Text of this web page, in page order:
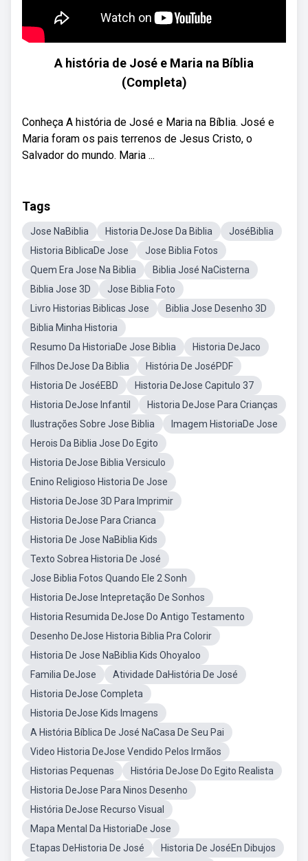
A história de José e Maria na Bíblia
(Completa)
Conheça A história de José e Maria na Bíblia. José e
Maria foram os pais terrenos de Jesus Cristo, o
Salvador do mundo. Maria ...
Tags
Jose NaBiblia Historia DeJose Da Biblia
JoséBiblia
Historia BiblicaDe Jose
Jose Biblia Fotos
Quem Era Jose Na Biblia
Biblia José NaCisterna
Biblia Jose 3D
Jose Biblia Foto
Livro Historias Biblicas Jose
Biblia Jose Desenho 3D
Biblia Minha Historia
Resumo Da HistoriaDe Jose Biblia
Historia DeJaco
Filhos DeJose Da Biblia
História De JoséPDF
Historia De JoséEBD
Historia DeJose Capitulo 37
Historia DeJose Infantil
Historia DeJose Para Crianças
Ilustrações Sobre Jose Biblia
Imagem HistoriaDe Jose
Herois Da Biblia Jose Do Egito
Historia DeJose Biblia Versiculo
Enino Religioso Historia De Jose
Historia DeJose 3D Para Imprimir
Historia DeJose Para Crianca
Historia De Jose NaBiblia Kids
Texto Sobrea Historia De José
Jose Biblia Fotos Quando Ele 2 Sonh
Historia DeJose Intepretação De Sonhos
Historia Resumida DeJose Do Antigo Testamento
Desenho DeJose Historia Biblia Pra Colorir
Historia De Jose NaBiblia Kids Ohoyaloo
Familia DeJose
Atividade DaHistória De José
Historia DeJose Completa
Historia DeJose Kids Imagens
A História Bíblica De José NaCasa De Seu Pai
Video Historia DeJose Vendido Pelos Irmãos
Historias Pequenas
História DeJose Do Egito Realista
Historia DeJose Para Ninos Desenho
História DeJose Recurso Visual
Mapa Mental Da HistoriaDe Jose
Etapas DeHistoria De José
Historia De JoséEn Dibujos